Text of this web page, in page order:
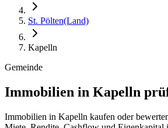
St. Pölten(Land)
Kapelln
Gemeinde
Immobilien in Kapelln
Immobilien in Kapelln kaufen oder